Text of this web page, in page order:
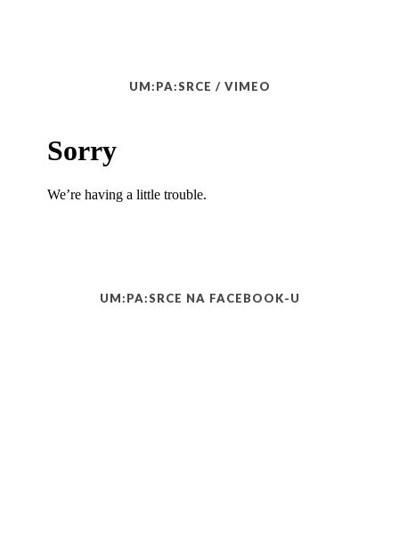
UM:PA:SRCE / VIMEO
UM:PA:SRCE NA FACEBOOK-U